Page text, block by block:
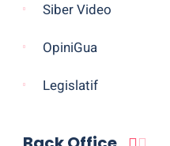
Siber Video
OpiniGua
Legislatif